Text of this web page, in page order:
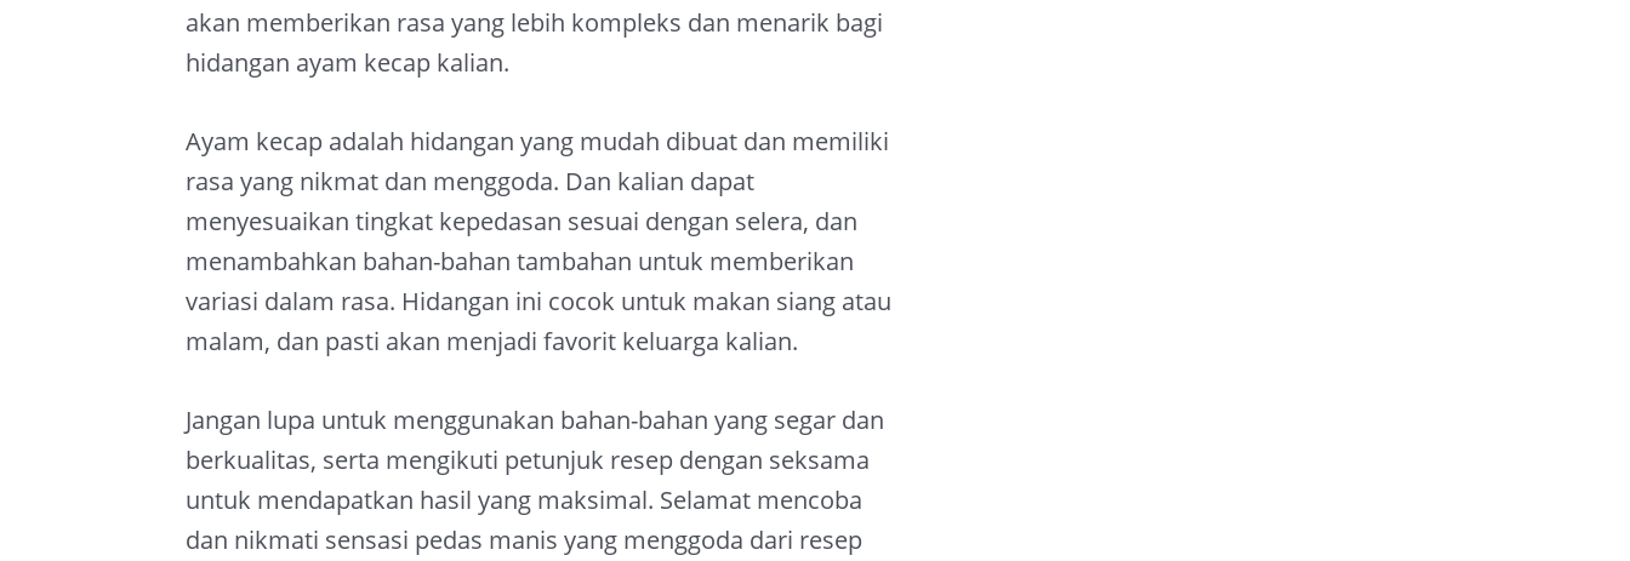
akan memberikan rasa yang lebih kompleks dan menarik bagi
hidangan ayam kecap kalian.
Ayam kecap adalah hidangan yang mudah dibuat dan memiliki
rasa yang nikmat dan menggoda. Dan kalian dapat
menyesuaikan tingkat kepedasan sesuai dengan selera, dan
menambahkan bahan-bahan tambahan untuk memberikan
variasi dalam rasa. Hidangan ini cocok untuk makan siang atau
malam, dan pasti akan menjadi favorit keluarga kalian.
Jangan lupa untuk menggunakan bahan-bahan yang segar dan
berkualitas, serta mengikuti petunjuk resep dengan seksama
untuk mendapatkan hasil yang maksimal. Selamat mencoba
dan nikmati sensasi pedas manis yang menggoda dari resep